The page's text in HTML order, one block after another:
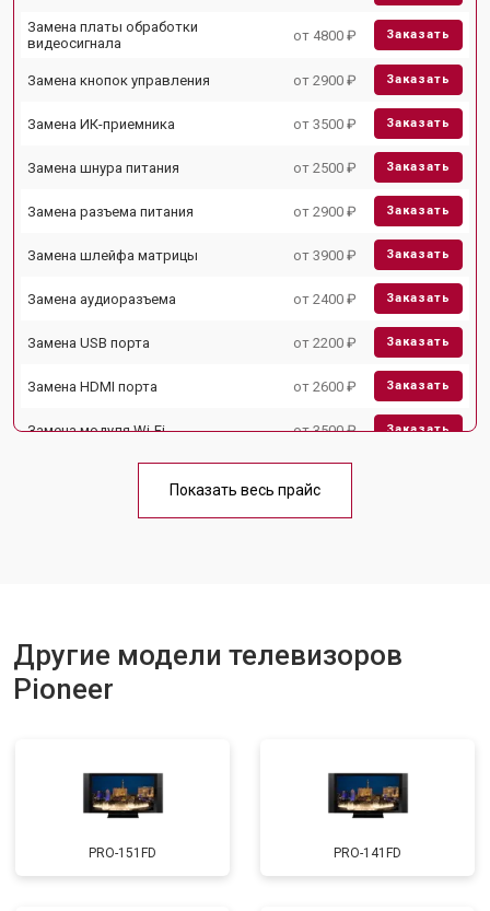
Замена платы обработки
видеосигнала
от 4800 ₽ Заказать
Замена кнопок управления от 2900 ₽ Заказать
Замена ИК-приемника от 3500 ₽ Заказать
Замена шнура питания от 2500 ₽ Заказать
Замена разъема питания от 2900 ₽ Заказать
Замена шлейфа матрицы от 3900 ₽ Заказать
Замена аудиоразъема от 2400 ₽ Заказать
Замена USB порта от 2200 ₽ Заказать
Замена HDMI порта от 2600 ₽ Заказать
Замена модуля Wi-Fi от 3500 ₽ Заказать
Ремонт блока управления от 3100 ₽
Прошивка от 3900 ₽ Заказать
Замена трансформаторов
подсветки
Показать весь прайс
Другие модели телевизоров
Pioneer
PRO-151FD PRO-141FD